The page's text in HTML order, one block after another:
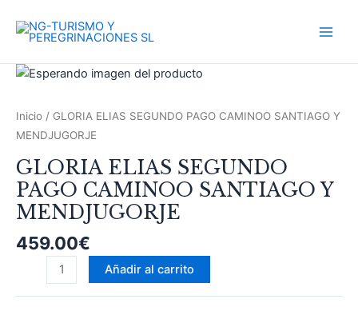
Inicio / GLORIA ELIAS SEGUNDO PAGO CAMINOO SANTIAGO Y
MENDJUGORJE
GLORIA ELIAS SEGUNDO
PAGO CAMINOO SANTIAGO Y
MENDJUGORJE
459.00€
GLORIA
SEGUNDO
PAGO
SANTIAGO
Y
MENDJUGORJE
Añadir al carrito